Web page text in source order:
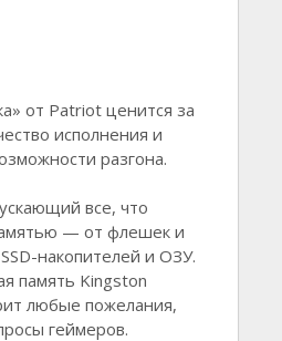
от Patriot ценится за
исполнения и
разгона.
все, что
— от флешек и
накопителей и ОЗУ.
память Kingston
любые пожелания,
геймеров.